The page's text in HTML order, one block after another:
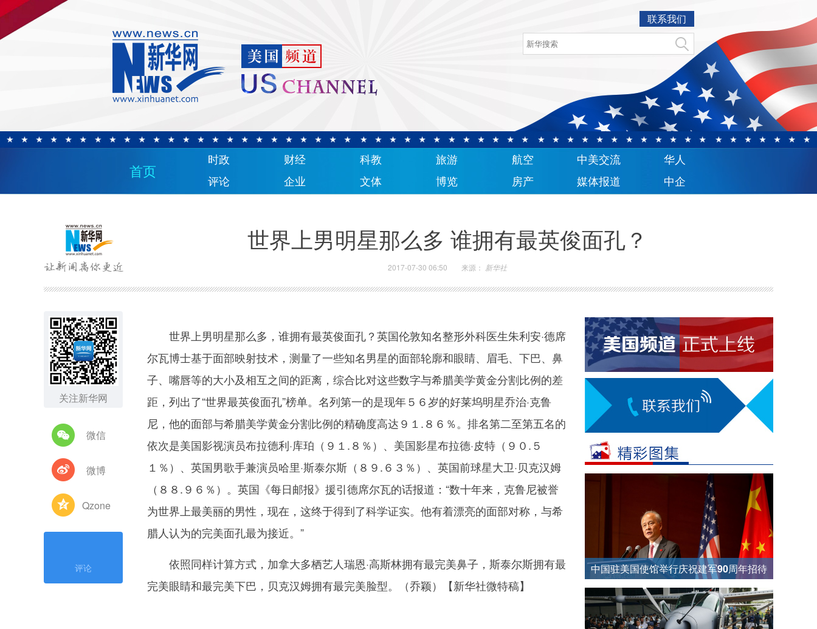
联系我们
首页
时政 财经 科教 旅游 航空 中美交流
华人
评论
企业 文体 博览 房产 媒体报道 中企
世界上男明星那么多 谁拥有最英俊面孔？
2017-07-30 06:50 来源： 新华社
关注新华网
微信
微博
Qzone
评论
世界上男明星那么多，谁拥有最英俊面孔？英国伦敦知名整形外科医生朱利安·德席
尔瓦博士基于面部映射技术，测量了一些知名男星的面部轮廓和眼睛、眉毛、下巴、鼻
子、嘴唇等的大小及相互之间的距离，综合比对这些数字与希腊美学黄金分割比例的差
距，列出了“世界最英俊面孔”榜单。名列第一的是现年５６岁的好莱坞明星乔治·克鲁
尼，他的面部与希腊美学黄金分割比例的精确度高达９１.８６％。排名第二至第五名的
依次是美国影视演员布拉德利·库珀（９１.８％）、美国影星布拉德·皮特（９０.５
１％）、英国男歌手兼演员哈里·斯泰尔斯（８９.６３％）、英国前球星大卫·贝克汉姆
（８８.９６％）。英国《每日邮报》援引德席尔瓦的话报道：“数十年来，克鲁尼被誉
为世界上最美丽的男性，现在，这终于得到了科学证实。他有着漂亮的面部对称，与希
腊人认为的完美面孔最为接近。”
依照同样计算方式，加拿大多栖艺人瑞恩·高斯林拥有最完美鼻子，斯泰尔斯拥有最
完美眼睛和最完美下巴，贝克汉姆拥有最完美脸型。（乔颖）【新华社微特稿】
中国驻美国使馆举行庆祝建军90周年招待
会